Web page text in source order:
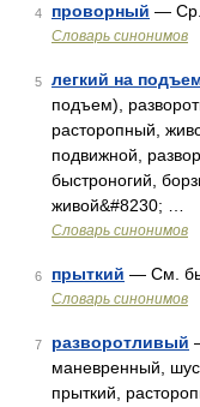
4 проворный — Ср.
Словарь синонимов
5 легкий на
подъем),
расторопный,
подвижной,
быстроногий,
живой&#8230; …
Словарь синонимов
6 прыткий — См.
Словарь синонимов
7 разворотливый
маневренный,
прыткий,